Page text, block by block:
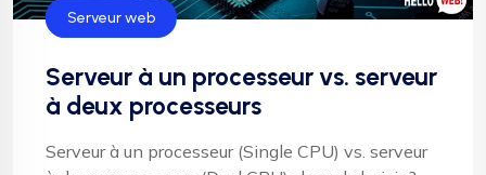
Sécurité
Serveur web
Serveur à un processeur vs. serveur
à deux processeurs
Serveur à un processeur (Single CPU) vs. serveur